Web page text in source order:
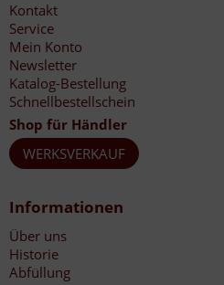
Kontakt
Service
Mein Konto
Newsletter
Katalog-Bestellung
Schnellbestellschein
Shop für Händler
WERKSVERKAUF
Informationen
Über uns
Historie
Abfüllung